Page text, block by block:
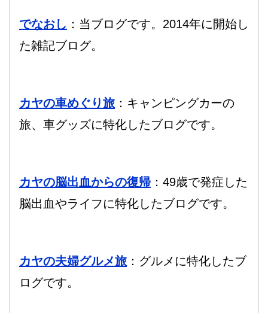
でなおし ：当ブログです。2014年に開始し
た雑記ブログ。
カヤの車めぐり旅 ：キャンピングカーの
旅、車グッズに特化したブログです。
カヤの脳出血からの復帰 ：49歳で発症した
脳出血やライフに特化したブログです。
カヤの夫婦グルメ旅 ：グルメに特化したブ
ログです。